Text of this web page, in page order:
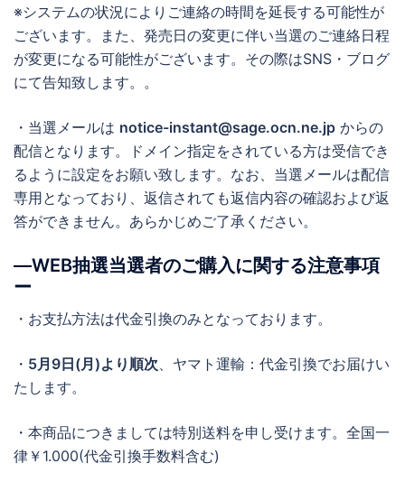
※システムの状況によりご連絡の時間を延長する可能性が
ございます。また、発売日の変更に伴い当選のご連絡日程
が変更になる可能性がございます。その際はSNS・ブログ
にて告知致します。。
・当選メールは notice-instant@sage.ocn.ne.jp からの
配信となります。ドメイン指定をされている方は受信でき
るように設定をお願い致します。なお、当選メールは配信
専用となっており、返信されても返信内容の確認および返
答ができません。あらかじめご了承ください。
―WEB抽選当選者のご購入に関する注意事項
ー
・お支払方法は代金引換のみとなっております。
・ 5月9日(月)より順次、ヤマト運輸：代金引換でお届けい
たします。
・本商品につきましては特別送料を申し受けます。全国一
律￥1.000(代金引換手数料含む)